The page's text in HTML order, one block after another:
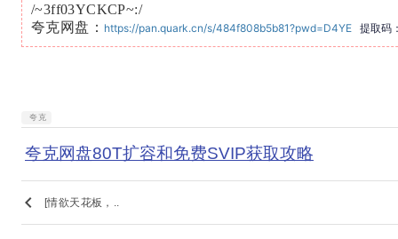
/~3ff03YCKCP~:/
夸克网盘： https://pan.quark.cn/s/484f808b5b81?pwd=D4YE 提取码
夸克
夸克网盘80T扩容和免费SVIP获取攻略
keyboard_arrow_left [情欲天花板，..